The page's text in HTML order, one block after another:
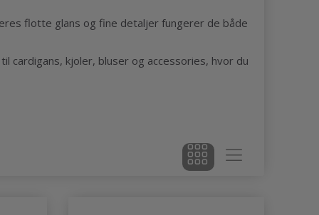
flotte glans og fine detaljer fungerer de både
kjoler, bluser og accessories, hvor du